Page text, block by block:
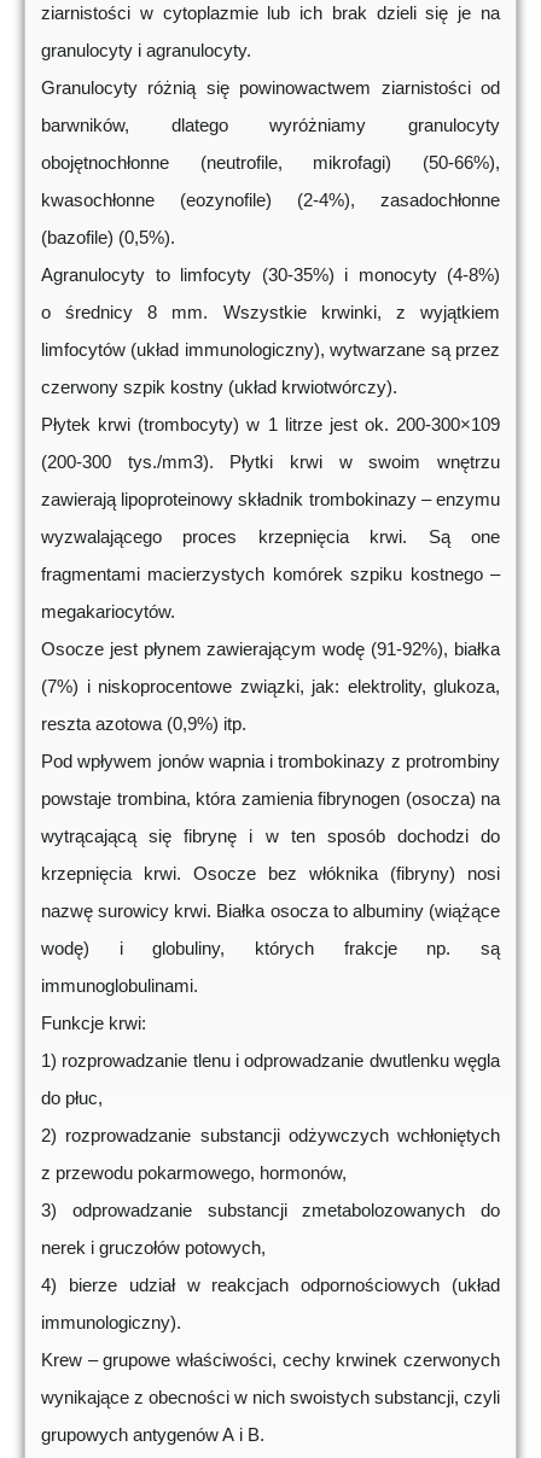
ziarnistości w cytoplazmie lub ich brak dzieli się je na
granulocyty i agranulocyty.
Granulocyty różnią się powinowactwem ziarnistości od
barwników, dlatego wyróżniamy granulocyty
obojętnochłonne (neutrofile, mikrofagi) (50-66%),
kwasochłonne (eozynofile) (2-4%), zasadochłonne
(bazofile) (0,5%).
Agranulocyty to limfocyty (30-35%) i monocyty (4-8%)
o średnicy 8 mm. Wszystkie krwinki, z wyjątkiem
limfocytów (układ immunologiczny), wytwarzane są przez
czerwony szpik kostny (układ krwiotwórczy).
Płytek krwi (trombocyty) w 1 litrze jest ok. 200-300×109
(200-300 tys./mm3). Płytki krwi w swoim wnętrzu
zawierają lipoproteinowy składnik trombokinazy – enzymu
wyzwalającego proces krzepnięcia krwi. Są one
fragmentami macierzystych komórek szpiku kostnego –
megakariocytów.
Osocze jest płynem zawierającym wodę (91-92%), białka
(7%) i niskoprocentowe związki, jak: elektrolity, glukoza,
reszta azotowa (0,9%) itp.
Pod wpływem jonów wapnia i trombokinazy z protrombiny
powstaje trombina, która zamienia fibrynogen (osocza) na
wytrącającą się fibrynę i w ten sposób dochodzi do
krzepnięcia krwi. Osocze bez włóknika (fibryny) nosi
nazwę surowicy krwi. Białka osocza to albuminy (wiążące
wodę) i globuliny, których frakcje np. są
immunoglobulinami.
Funkcje krwi:
1) rozprowadzanie tlenu i odprowadzanie dwutlenku węgla
do płuc,
2) rozprowadzanie substancji odżywczych wchłoniętych
z przewodu pokarmowego, hormonów,
3) odprowadzanie substancji zmetabolozowanych do
nerek i gruczołów potowych,
4) bierze udział w reakcjach odpornościowych (układ
immunologiczny).
Krew – grupowe właściwości, cechy krwinek czerwonych
wynikające z obecności w nich swoistych substancji, czyli
grupowych antygenów A i B.